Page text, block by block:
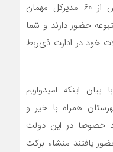
بهمن ماه دکتر حسینی‌پور با بیش از 60 مدیرکل مهمان
حضور دارند و شما
خود در ادارت ذی‌ربط
اینکه امیدواریم
همراه با خیر و
خصوصا در این دولت
یافتند منشاء برکت